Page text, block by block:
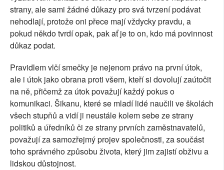
strany, ale sami žádné důkazy pro svá tvrzení podávat
nehodlají, protože oni přece mají vždycky pravdu, a
pokud někdo tvrdí opak, pak ať je to on, kdo má povinnost
důkaz podat.
Pravidlem vlčí smečky je nejenom právo na první útok,
ale i útok jako obrana proti všem, kteří si dovolují zaútočit
na ně, přičemž za útok považují každý pokus o
komunikaci. Šikanu, které se mladí lidé naučili ve školách
všech stupňů a vidí ji neustále kolem sebe ze strany
politiků a úředníků či ze strany prvních zaměstnavatelů,
považují za samozřejmý projev společnosti, za součást
toho správného způsobu života, který jim zajistí obživu a
lidskou důstojnost.